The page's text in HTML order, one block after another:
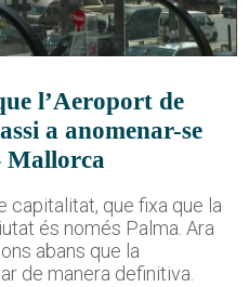
l’Aeroport de
a anomenar-se
Mallorca
capitalitat, que fixa que la
és només Palma. Ara
abans que la
de manera definitiva.